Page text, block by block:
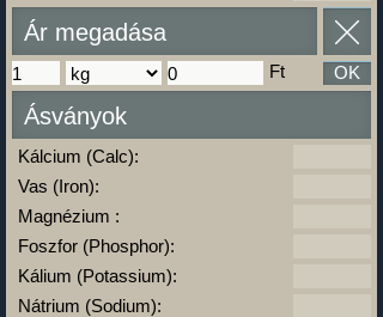
Ár megadása
Ft OK
Ásványok
Kálcium (Calc):
Vas (Iron):
Magnézium :
Foszfor (Phosphor):
Kálium (Potassium):
Nátrium (Sodium):